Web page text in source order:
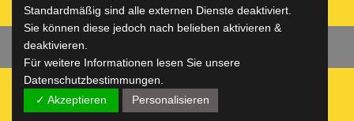
Datenschutz
(c) VfR Horheim-Schwerzen e.V.
Standardmäßig sind alle externen Dienste deaktiviert.
Sie können diese jedoch nach belieben aktivieren &
deaktivieren.
Für weitere Informationen lesen Sie unsere
Datenschutzbestimmungen.
✓ Akzeptieren
Personalisieren